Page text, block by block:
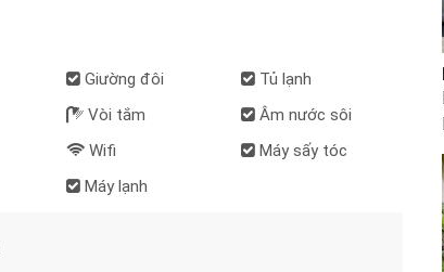
Giường đôi
Vòi tắm
Wifi
Máy lạnh
Tủ lạnh
Âm nước sôi
Máy sấy tóc